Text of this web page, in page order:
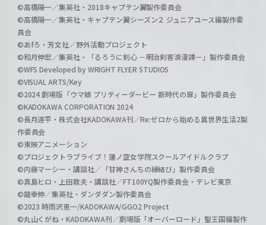
©高橋陽一／集英社・2018キャプテン翼製作委員会
©高橋陽一／集英社・キャプテン翼シーズン２ ジュニアユース編製作委
員会
©あfろ・芳文社／野外活動プロジェクト
©和月伸宏／集英社・「るろうに剣心 －明治剣客浪漫譚－」製作委員会
©WFS Developed by WRIGHT FLYER STUDIOS
©VISUAL ARTS/Key
©2024 劇場版「ウマ娘 プリティーダービー 新時代の扉」製作委員会
©KADOKAWA CORPORATION 2024
©長月達平・株式会社KADOKAWA刊／Re:ゼロから始める異世界生活2製
作委員会
©東映アニメーション
©プロジェクトラブライブ！蓮ノ空女学院スクールアイドルクラブ
©内藤マーシー・講談社／「甘神さんちの縁結び」製作委員会
©真島ヒロ・上田敦夫・講談社／FT100YQ製作委員会・テレビ東京
©龍幸伸／集英社・ダンダダン製作委員会
©2023 時雨沢恵一/KADOKAWA/GGO2 Project
©丸山くがね・KADOKAWA刊／劇場版「オーバーロード」聖王国編製作